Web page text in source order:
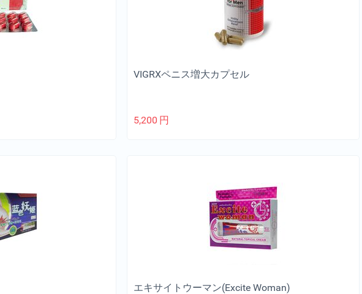
VIGRXペニス増大カプセル
5,200 円
エキサイトウーマン(Excite Woman)